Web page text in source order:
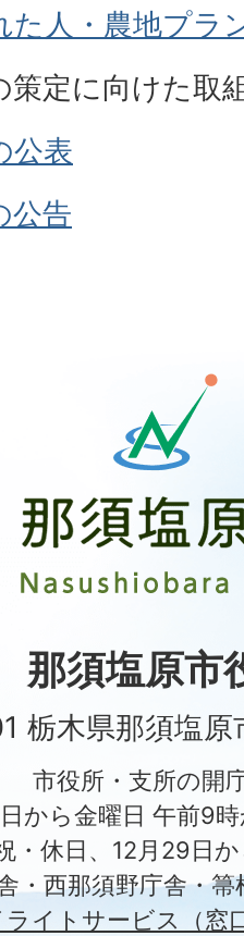
た人・農地プラ
策定に向けた取
公表
公告
原
市
City
那須塩原市
栃木県那須塩原
市役所・支所の開
から金曜日 午前9
・休日、12月29日
・西那須野庁舎・
ライトサービス（窓